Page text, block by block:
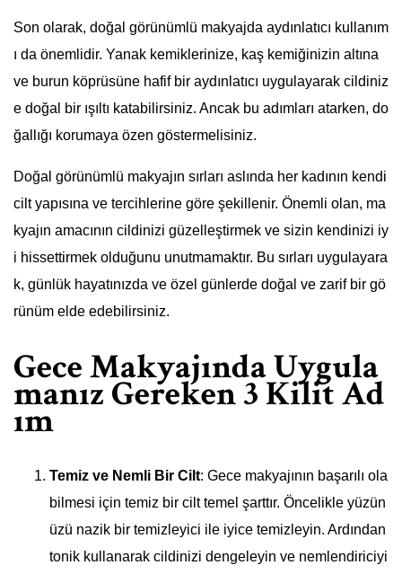
Son olarak, doğal görünümlü makyajda aydınlatıcı kullanım
ı da önemlidir. Yanak kemiklerinize, kaş kemiğinizin altına
ve burun köprüsüne hafif bir aydınlatıcı uygulayarak cildiniz
e doğal bir ışıltı katabilirsiniz. Ancak bu adımları atarken, do
ğallığı korumaya özen göstermelisiniz.
Doğal görünümlü makyajın sırları aslında her kadının kendi
cilt yapısına ve tercihlerine göre şekillenir. Önemli olan, ma
kyajın amacının cildinizi güzelleştirmek ve sizin kendinizi iy
i hissettirmek olduğunu unutmamaktır. Bu sırları uygulayara
k, günlük hayatınızda ve özel günlerde doğal ve zarif bir gö
rünüm elde edebilirsiniz.
Gece Makyajında Uygula
manız Gereken 3 Kilit Ad
ım
Temiz ve Nemli Bir Cilt: Gece makyajının başarılı ola
bilmesi için temiz bir cilt temel şarttır. Öncelikle yüzün
üzü nazik bir temizleyici ile iyice temizleyin. Ardından
tonik kullanarak cildinizi dengeleyin ve nemlendiriciyi